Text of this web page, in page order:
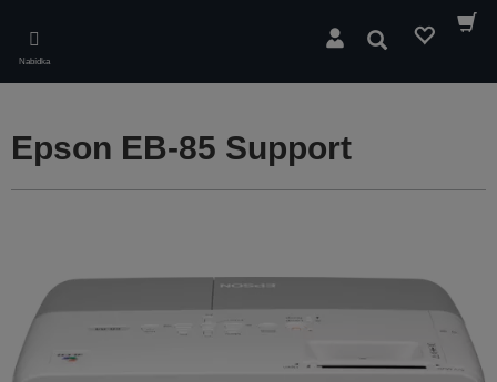
main
content
Nabídka
Hledat
Epson EB-85 Support